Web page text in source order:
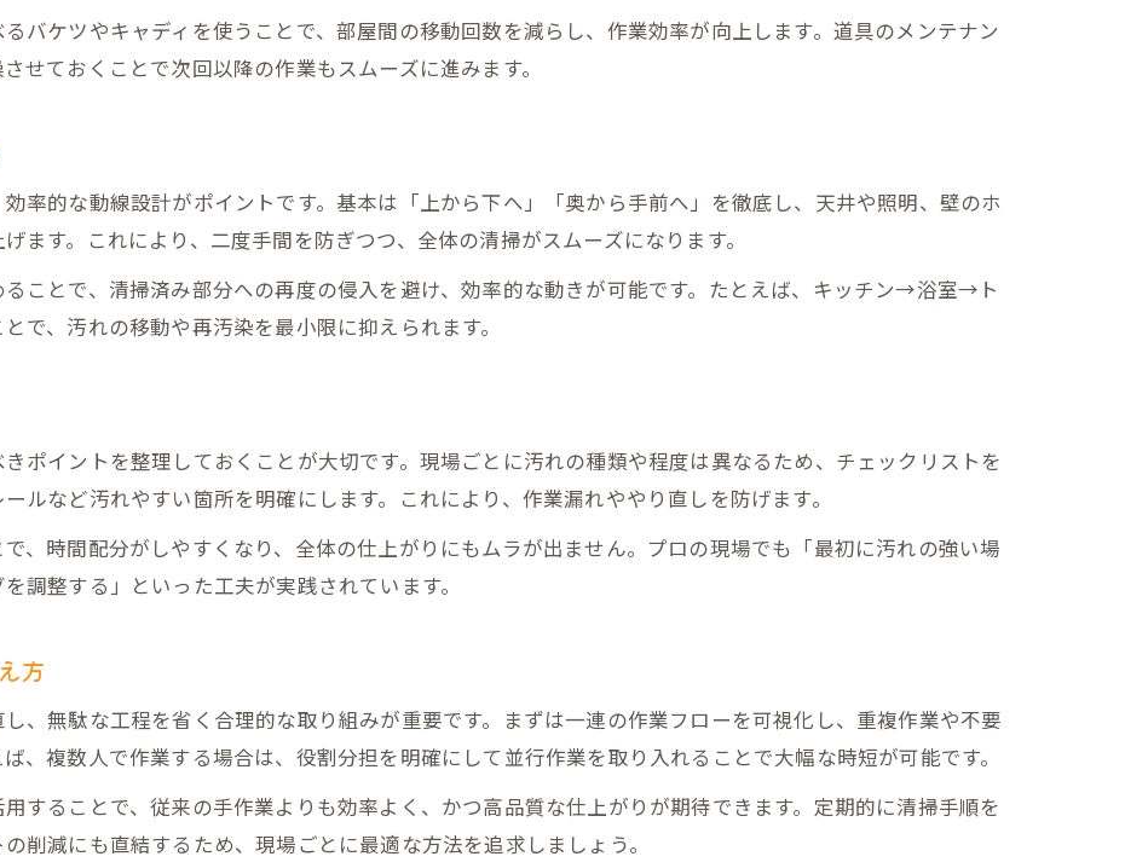
空室清掃で重点を置くべき場所とは
徹底的な空室清掃で気をつける点
整理整頓から始める空室清掃術
空室清掃は整理整頓から始めよう
整理整頓と空室清掃の最適な順序
空室清掃で不要物を見極めるコツ
空室清掃の質を高める工夫とは
空室清掃の仕上がりを左右する工夫
清掃後の空室清掃チェックポイント
プロが実践する空室清掃の品質向上法
バケツやキャディを使うことで、部屋間の移動回数を減らし、作業効率が向上します。道具のメンテナン
せておくことで次回以降の作業もスムーズに進みます。
率的な動線設計がポイントです。基本は「上から下へ」「奥から手前へ」を徹底し、天井や照明、壁のホ
ます。これにより、二度手間を防ぎつつ、全体の清掃がスムーズになります。
ことで、清掃済み部分への再度の侵入を避け、効率的な動きが可能です。たとえば、キッチン→浴室→ト
、汚れの移動や再汚染を最小限に抑えられます。
ポイントを整理しておくことが大切です。現場ごとに汚れの種類や程度は異なるため、チェックリストを
ルなど汚れやすい箇所を明確にします。これにより、作業漏れややり直しを防げます。
、時間配分がしやすくなり、全体の仕上がりにもムラが出ません。プロの現場でも「最初に汚れの強い場
調整する」といった工夫が実践されています。
方
、無駄な工程を省く合理的な取り組みが重要です。まずは一連の作業フローを可視化し、重複作業や不要
、複数人で作業する場合は、役割分担を明確にして並行作業を取り入れることで大幅な時短が可能です。
することで、従来の手作業よりも効率よく、かつ高品質な仕上がりが期待できます。定期的に清掃手順を
削減にも直結するため、現場ごとに最適な方法を追求しましょう。